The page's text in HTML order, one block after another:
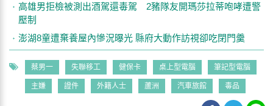
高雄男拒檢被測出酒駕還毒駕 2豬隊友開瑪莎拉蒂咆哮遭警
壓制
澎湖8童遭棄養屋內慘況曝光 縣府大動作訪視卻吃閉門羹
蔡男一 失聯移工 健保卡 桌上型電腦 筆記型電腦
主嫌 證件 外籍人士 蘆洲 汽車旅館 毒品